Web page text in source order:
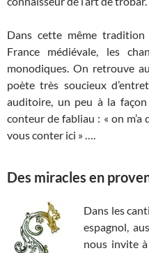
Dans cette même
France médiévale, les
monodiques. On retrouve
poète très soucieux
auditoire, un peu à la
conteur de fabliau : « on m’a
vous conter ici » ….
Des miracles en
Dans les
espagnol,
nous invite